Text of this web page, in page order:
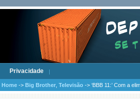
Privacidade
Home -> Big Brother Televisão -> ‘BBB 11:’ Com a